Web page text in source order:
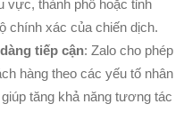
vực, thành phố hoặc tỉnh
chính xác của chiến dịch.
tiếp cận: Zalo cho phép
hàng theo các yếu tố nhân
tăng khả năng tương tác